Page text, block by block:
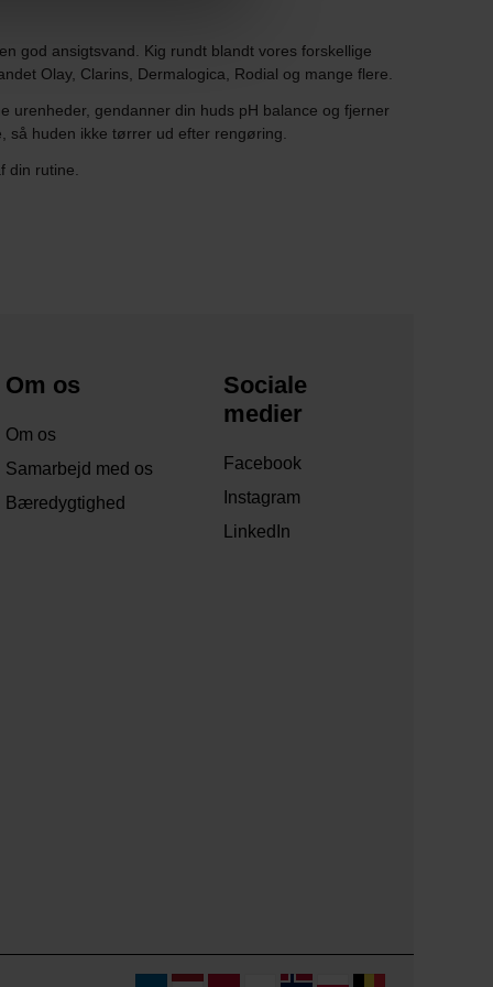
god ansigtsvand. Kig rundt blandt vores forskellige
Olay, Clarins, Dermalogica, Rodial og mange flere.
urenheder, gendanner din huds pH balance og fjerner
så huden ikke tørrer ud efter rengøring.
din rutine.
Om os
Om os
Samarbejd med os
Bæredygtighed
Sociale
medier
Facebook
Instagram
LinkedIn